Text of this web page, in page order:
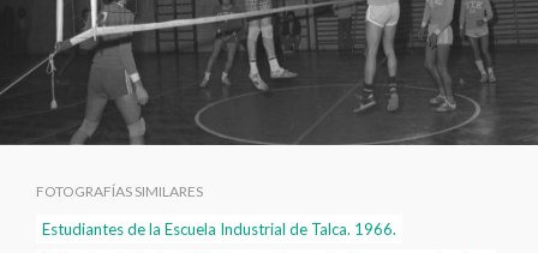
FOTOGRAFÍAS SIMILARES
Estudiantes de la Escuela Industrial de Talca. 1966.